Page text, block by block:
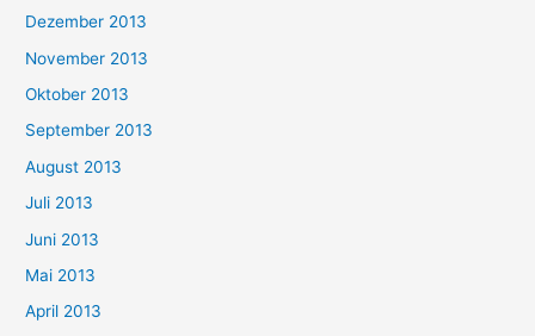
Dezember 2013
November 2013
Oktober 2013
September 2013
August 2013
Juli 2013
Juni 2013
Mai 2013
April 2013